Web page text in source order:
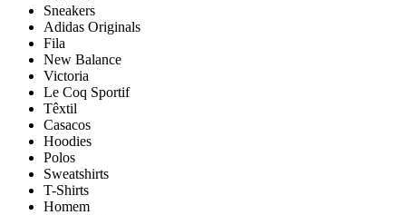
Sneakers
Adidas Originals
Fila
New Balance
Victoria
Le Coq Sportif
Têxtil
Casacos
Hoodies
Polos
Sweatshirts
T-Shirts
Homem